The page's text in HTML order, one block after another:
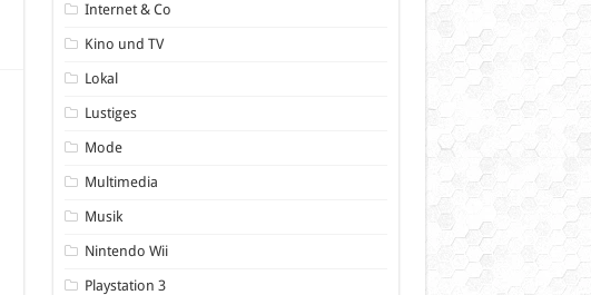
Internet & Co
Kino und TV
Lokal
Lustiges
Mode
Multimedia
Musik
Nintendo Wii
Playstation 3